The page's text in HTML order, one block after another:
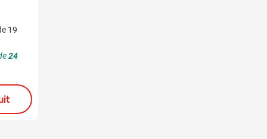
19
24